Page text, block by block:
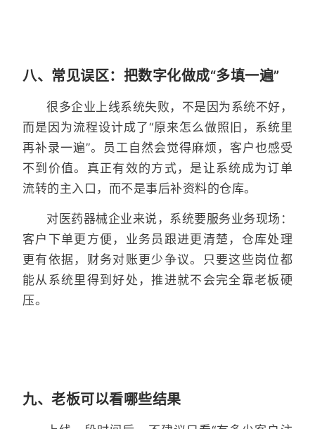
八、常见误区：把数字化做成“多填一遍”
很多企业上线系统失败，不是因为系统不好，
而是因为流程设计成了“原来怎么做照旧，系统里
再补录一遍”。员工自然会觉得麻烦，客户也感受
不到价值。真正有效的方式，是让系统成为订单
流转的主入口，而不是事后补资料的仓库。
对医药器械企业来说，系统要服务业务现场：
客户下单更方便，业务员跟进更清楚，仓库处理
更有依据，财务对账更少争议。只要这些岗位都
能从系统里得到好处，推进就不会完全靠老板硬
压。
九、老板可以看哪些结果